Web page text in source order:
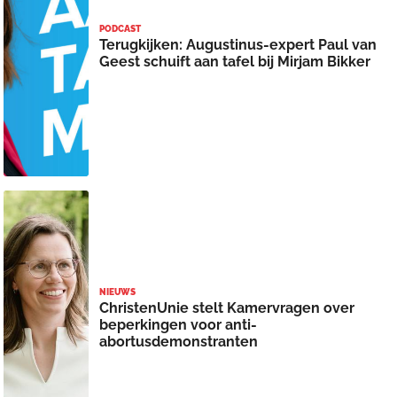
PODCAST
Terugkijken: Augustinus-expert Paul van
Geest schuift aan tafel bij Mirjam Bikker
NIEUWS
ChristenUnie stelt Kamervragen over
beperkingen voor anti-
abortusdemonstranten